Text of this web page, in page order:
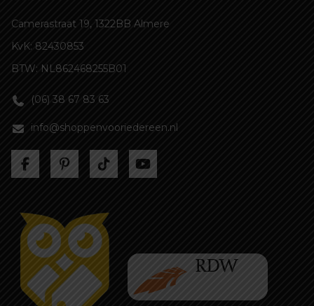
Camerastraat 19, 1322BB Almere
KvK: 82430853
BTW: NL862468255B01
(06) 38 67 83 63
info@shoppenvooriedereen.nl